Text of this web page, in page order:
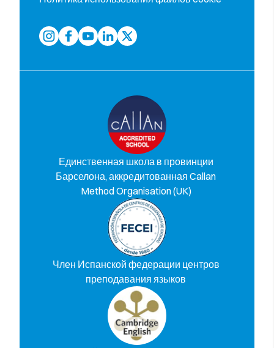
Единственная школа в провинции
Барселона, аккредитованная Callan
Method Organisation (UK)
Член Испанской федерации центров
преподавания языков